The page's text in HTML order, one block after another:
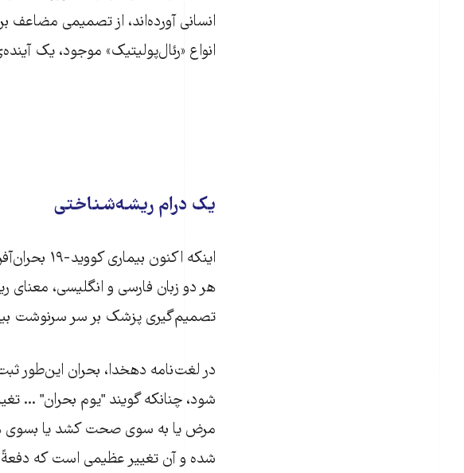
انسانی آورده‌اند، از تصمیمی مضاعف
انواع «رئال‌پولیتیک» موجود، یک
یک درام ریشه‌شناختی
اینکه
هر دو زبان فارسی و انگلیسی، معنای
تصمیم‌گیری پزشک بر سر سرنوشت
در لغت‌نامه دهخدا، بحران این‌طور
شود،‌ چنانکه گویند "یوم بحران" ...
مرض یا به سوی صحت کشد یا بسوی
شده و آن تغییر عظیمی است که